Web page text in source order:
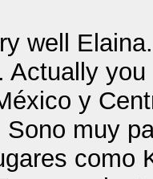
well
Actually
y
muy
como